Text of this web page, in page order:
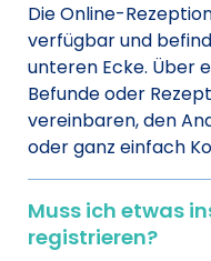
Die Online-
verfügbar und
unteren Ecke. Über
Befunde oder
vereinbaren, den
oder ganz einfach
Muss ich etwas
registrieren?